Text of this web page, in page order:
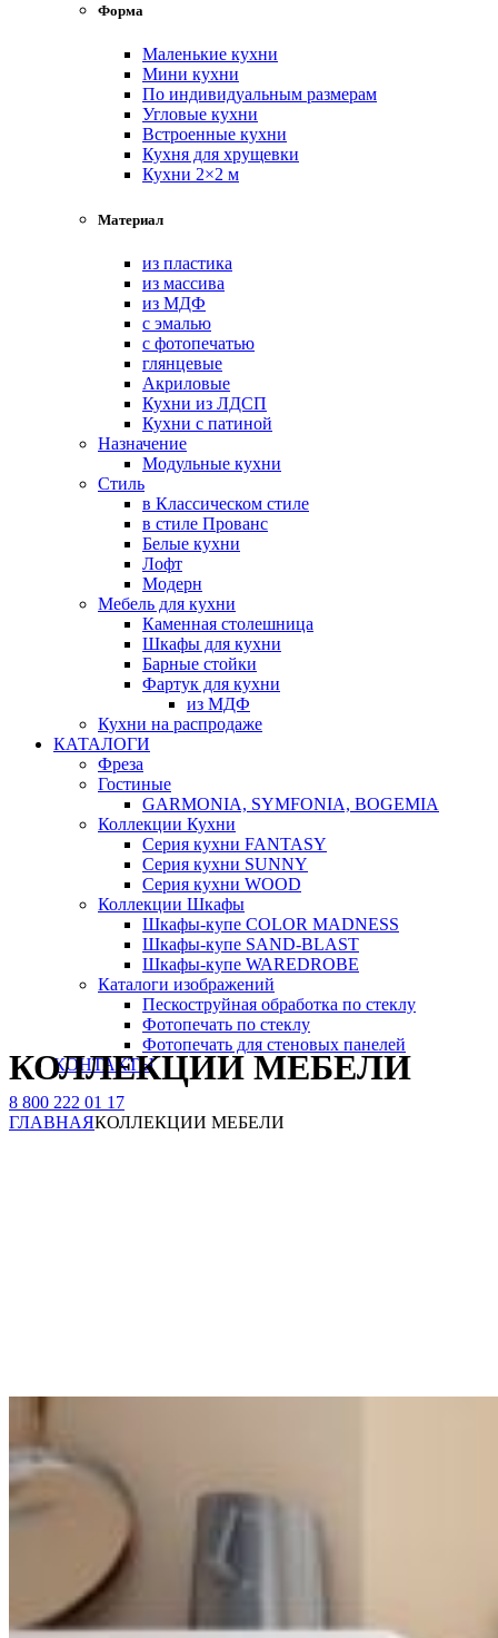
Форма
Маленькие кухни
Мини кухни
По индивидуальным размерам
Угловые кухни
Встроенные кухни
Кухня для хрущевки
Кухни 2×2 м
Материал
из пластика
из массива
из МДФ
с эмалью
с фотопечатью
глянцевые
Акриловые
Кухни из ЛДСП
Кухни с патиной
Назначение
Модульные кухни
Стиль
в Классическом стиле
в стиле Прованс
Белые кухни
Лофт
Модерн
Мебель для кухни
Каменная столешница
Шкафы для кухни
Барные стойки
Фартук для кухни
из МДФ
Кухни на распродаже
КАТАЛОГИ
Фреза
Гостиные
GARMONIA, SYMFONIA, BOGEMIA
Коллекции Кухни
Серия кухни FANTASY
Серия кухни SUNNY
Серия кухни WOOD
Коллекции Шкафы
Шкафы-купе COLOR MADNESS
Шкафы-купе SAND-BLAST
Шкафы-купе WAREDROBE
Каталоги изображений
Пескоструйная обработка по стеклу
Фотопечать по стеклу
Фотопечать для стеновых панелей
КОНТАКТЫ
8 800 222 01 17
КОЛЛЕКЦИИ МЕБЕЛИ
ГЛАВНАЯКОЛЛЕКЦИИ МЕБЕЛИ